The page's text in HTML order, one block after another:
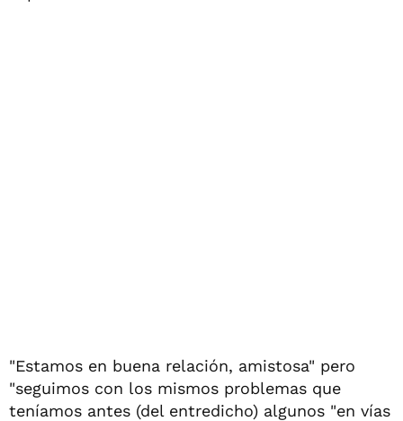
"Estamos en buena relación, amistosa" pero
"seguimos con los mismos problemas que
teníamos antes (del entredicho) algunos "en vías